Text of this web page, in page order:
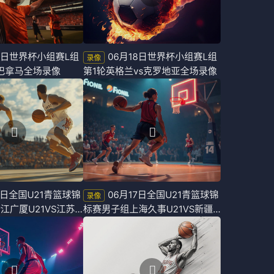
世界杯小组赛L组
拿马全场录像
06月18日世界杯小组赛L组
第1轮英格兰vs克罗地亚全场录像
全国U21青篮球锦
广厦U21VS江苏
录像
06月17日全国U21青篮球锦
标赛男子组上海久事U21VS新疆
广汇U21全场录像